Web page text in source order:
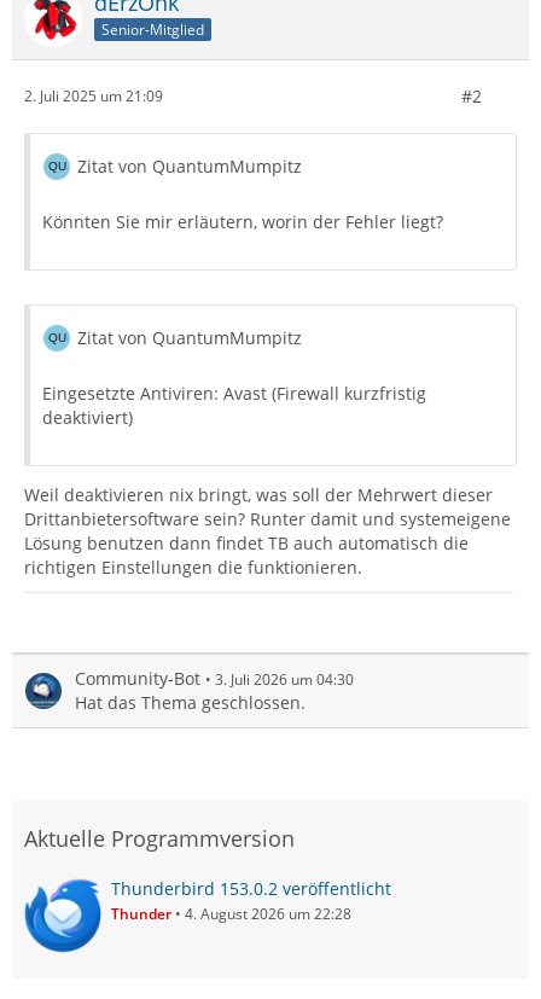
Senior-Mitglied
2. Juli 2025 um 21:09 #2
Zitat von QuantumMumpitz
Könnten Sie mir erläutern, worin der Fehler liegt?
Zitat von QuantumMumpitz
Eingesetzte Antiviren: Avast (Firewall kurzfristig
deaktiviert)
Weil deaktivieren nix bringt, was soll der Mehrwert dieser
Drittanbietersoftware sein? Runter damit und systemeigene
Lösung benutzen dann findet TB auch automatisch die
richtigen Einstellungen die funktionieren.
Community-Bot 3. Juli 2026 um 04:30
Hat das Thema geschlossen.
Aktuelle Programmversion
Thunderbird 153.0.2 veröffentlicht
Thunder 4. August 2026 um 22:28